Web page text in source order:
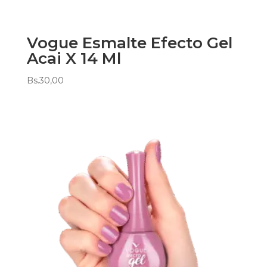
Vogue Esmalte Efecto Gel
Acai X 14 Ml
Bs.30,00